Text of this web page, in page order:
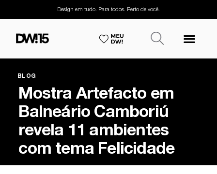
Design em tudo. Para todos. Perto de você.
BLOG
Mostra Artefacto em
Balneário Camboriú
revela 11 ambientes
com tema Felicidade